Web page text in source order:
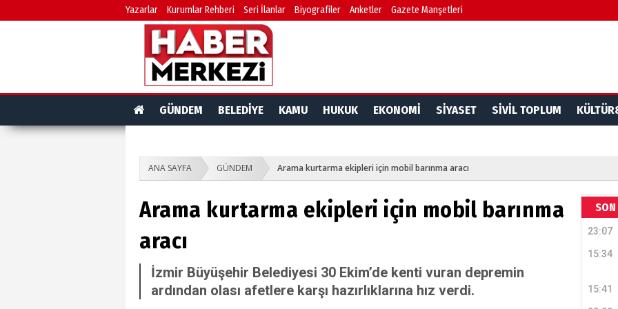
Yazarlar Kurumlar Rehberi Seri İlanlar Biyografiler Anketler Gazete Manşetleri
GÜNDEM BELEDİYE KAMU HUKUK EKONOMİ SİYASET SİVİL TOPLUM
ANA SAYFA GÜNDEM Arama kurtarma ekipleri için mobil barınma aracı
Arama kurtarma ekipleri için mobil barınma
aracı
İzmir Büyüşehir Belediyesi 30 Ekim’de kenti vuran depremin
ardından olası afetlere karşı hazırlıklarına hız verdi.
SON
23:07
15:34
15:41